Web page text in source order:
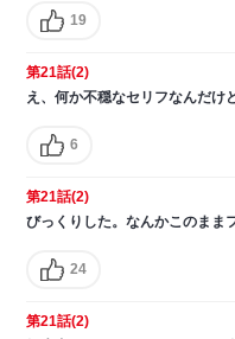
19
第21話(2)
え、何か不穏なセリフなんだけ
6
第21話(2)
びっくりした。なんかこのまま
24
第21話(2)